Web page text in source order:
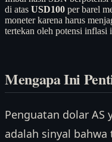
di atas USD100 per barel
moneter karena harus
tertekan oleh potensi inflasi
Mengapa Ini
Penguatan dolar
adalah sinyal